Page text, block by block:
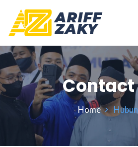
Contact
Home